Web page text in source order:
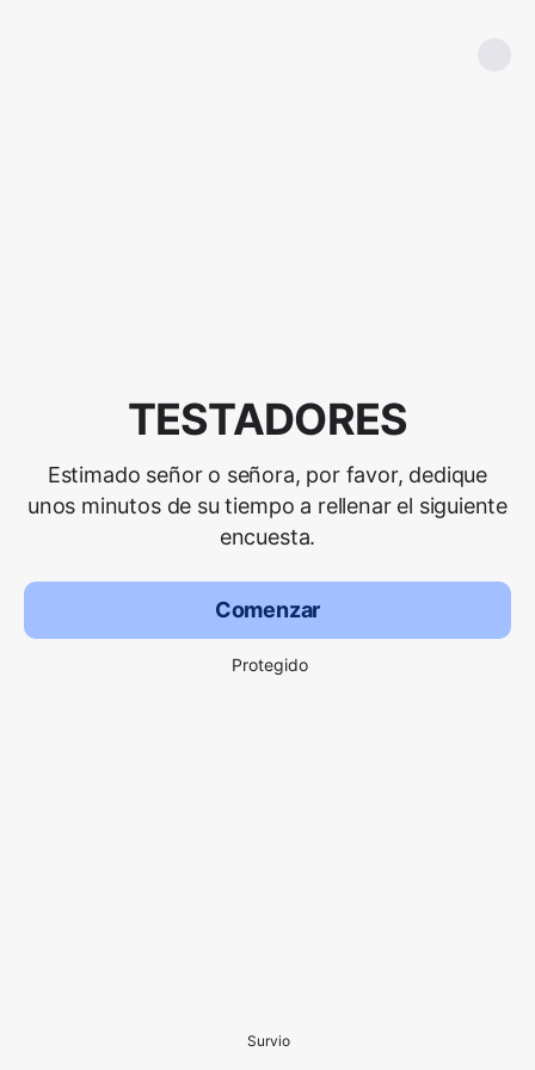
TESTADORES
Estimado señor o señora, por favor, dedique
unos minutos de su tiempo a rellenar el siguiente
encuesta.
Comenzar
Protegido
Survio